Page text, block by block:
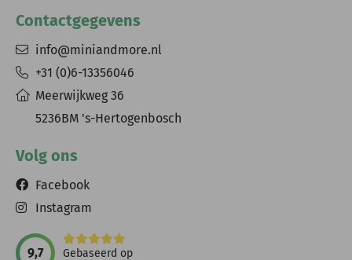
Contactgegevens
info@miniandmore.nl
+31 (0)6-13356046
Meerwijkweg 36
5236BM 's-Hertogenbosch
Volg ons
Facebook
Instagram
9,7 Gebaseerd op